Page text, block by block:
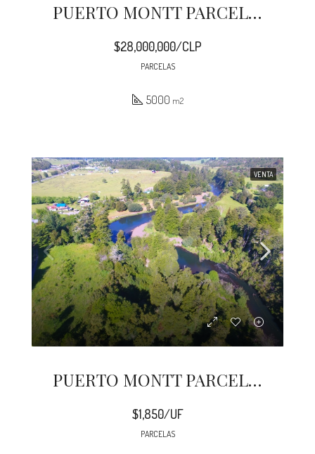
PUERTO MONTT PARCELAS LUZ Y AGUA COLONIA EL GATO
$28,000,000/CLP
PARCELAS
5000 m2
VENTA
PUERTO MONTT PARCELACION POLINCAY
$1,850/UF
PARCELAS